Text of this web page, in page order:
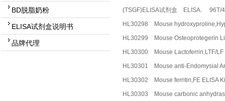
BD脱脂奶粉
ELISA试剂盒说明书
品牌代理
(TSGF)ELISA试剂盒 ELISA. 96T/
HL30298 Mouse
HL30299 Mouse Osteoprotegerin
HL30300 Mouse Lactoferrin,LTF/
HL30301 Mouse anti-Endomysial
HL30302 Mouse ferritin,FE
HL30303 Mouse carbonic